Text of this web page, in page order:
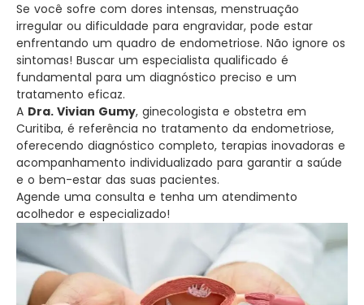
Se você sofre com dores intensas, menstruação
irregular ou dificuldade para engravidar, pode estar
enfrentando um quadro de endometriose. Não ignore os
sintomas! Buscar um especialista qualificado é
fundamental para um diagnóstico preciso e um
tratamento eficaz.
A Dra. Vivian Gumy, ginecologista e obstetra em
Curitiba, é referência no tratamento da endometriose,
oferecendo diagnóstico completo, terapias inovadoras e
acompanhamento individualizado para garantir a saúde
e o bem-estar das suas pacientes.
Agende uma consulta e tenha um atendimento
acolhedor e especializado!